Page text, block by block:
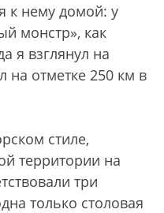
к нему домой: у
монстр», как
я взглянул на
на отметке 250 км в
стиле,
территории на
три
только столовая